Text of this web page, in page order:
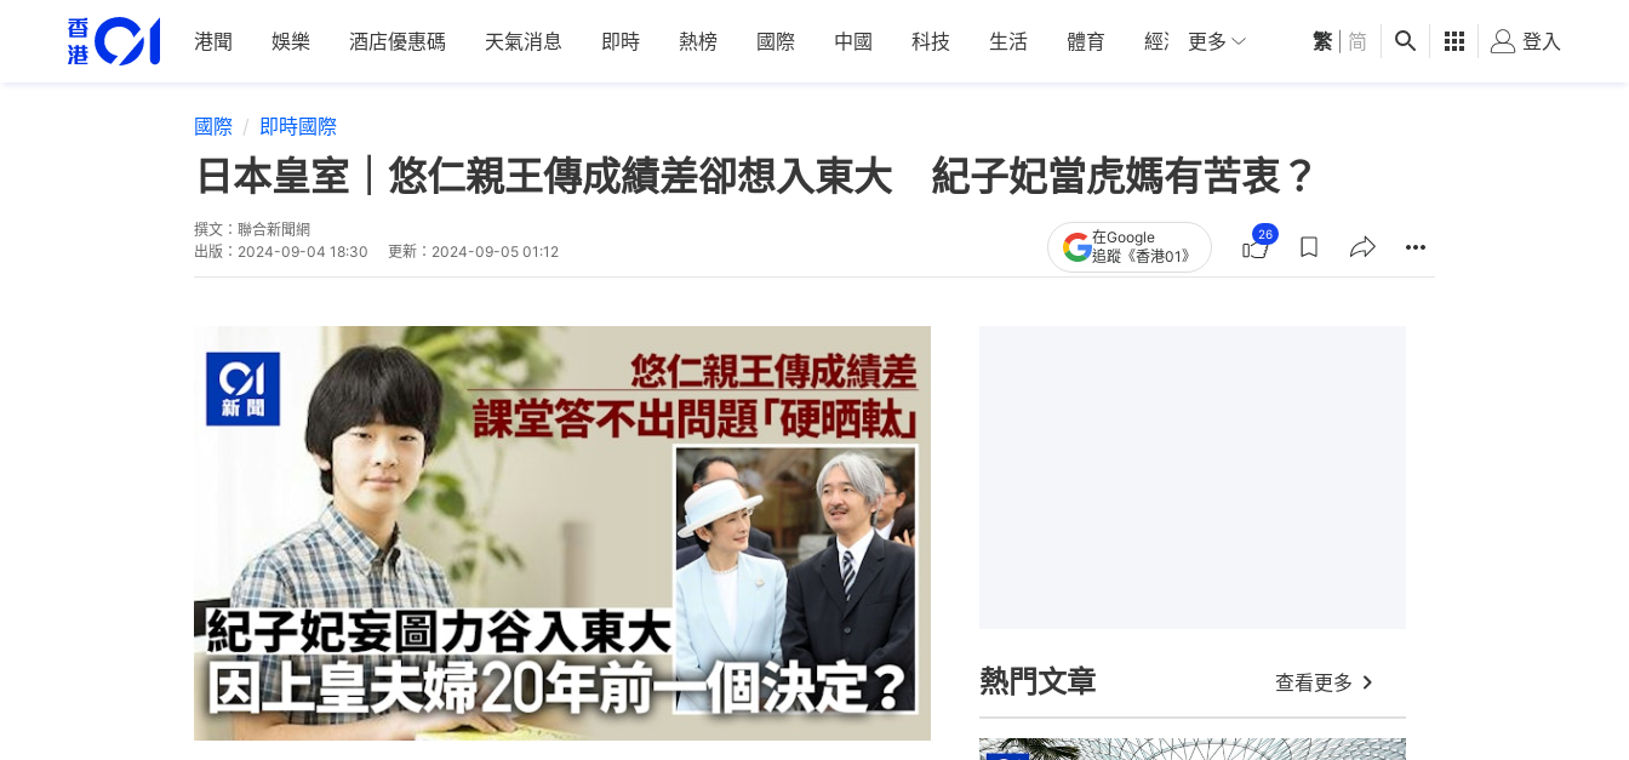
港聞 娛樂 酒店優惠碼 天氣消息 即時 熱榜 國際 中國 科技 生活 體育 經濟 01深圳 觀點 健康 好食玩飛
更多 繁 简 登入
國際 即時國際
日本皇室｜悠仁親王傳成績差卻想入東大 紀子妃當虎媽有苦衷？
撰文： 聯合新聞網
出版： 2024-09-04 18:30 更新： 2024-09-05 01:12
在Google
追蹤《香港01》
26
熱門文章 查看更多